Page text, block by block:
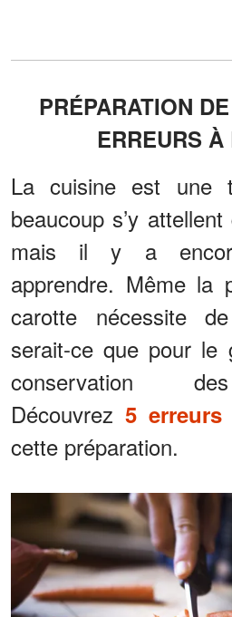
PRÉPARATION
ERREURS À
La cuisine est une
beaucoup s’y
mais il y a
apprendre. Même la
carotte nécessite
serait-ce que pour le
conservation
Découvrez 5
cette préparation.